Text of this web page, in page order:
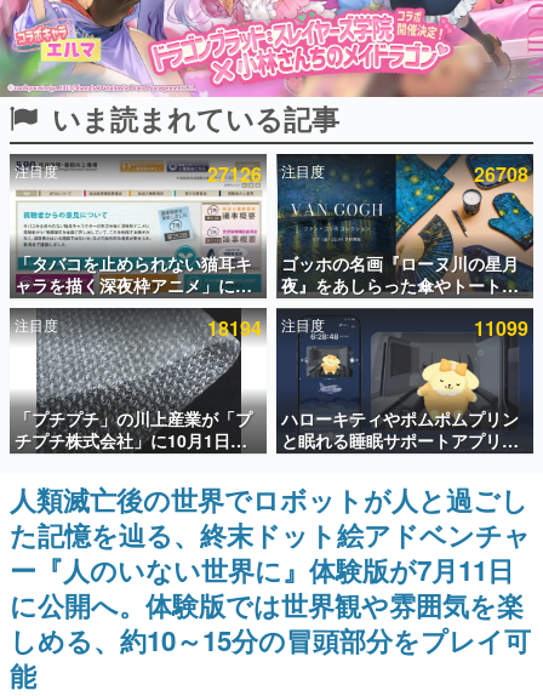
インタビュー
連載・特集一覧
殿堂入り記事
SNS拡散数が数千以上！ ページビュー数万以上！ などな
ど。多くの人々に読まれた、電ファミ渾身の“殿堂入り”記
事をまとめました。
ゲームの企画書
名作ゲームクリエイターの方々に製作時のエピソードをお
聞きし、ヒットする企画（ゲーム）とは何か？を探ってい
きます。
赫本
この物語を解いてはいけない。『赫本』は、〈試験問題〉
の形をした短編ホラー小説集です。
新世代に訊く
これからのデジタルゲーム市場を担う若きクリエイター達
の姿を追い、彼らのルーツと情熱を探っていきます。
ゲーム世代の作家たち
ゲームに多大な影響を受けた作家さんに取材し、ゲームが
日本のコンテンツ産業やカルチャーに与えた影響を探る企
画です。
日本モバイルゲーム産業史
日本のモバイルゲーム史における主要なトピック・タイト
ルを網羅するほか、開発者へのインタビューや識者による
解説を掲載。約20年の歴史が一望できる決定版！
いま読まれている記事
注目度 27126
「タバコを止められない猫耳キ
ャラを描く深夜枠アニメ」に視
聴者の一部から批判意見。違法
薬物の使用と思わしき描写も含
めて、BPOが議論を交わす
注目度 26708
ゴッホの名画『ローヌ川の星月
夜』をあしらった傘やトートバ
ッグなどが登場。8月7日21時よ
り2日間限定で予約販売
注目度 18194
「プチプチ」の川上産業が「プ
チプチ株式会社」に10月1日よ
り社名変更へ。創業58年で初め
ての変更で、“プチッ”と鳴るお
なじみの緩衝材が会社の名前に
注目度 11099
ハローキティやポムポムプリン
と眠れる睡眠サポートアプリ
『ゆめたび』が配信中。キャラ
ごとのASMRや目覚ましアラー
ムも搭載
⼈類滅亡後の世界でロボットが人と過ごし
た記憶を辿る、終末ドット絵アドベンチャ
ー『人のいない世界に』体験版が7月11日
に公開へ。体験版では世界観や雰囲気を楽
しめる、約10～15分の冒頭部分をプレイ可
能